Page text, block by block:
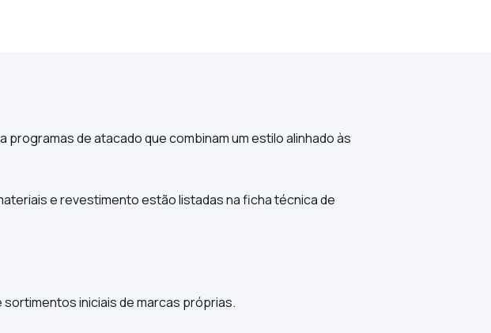
de atacado que combinam um estilo alinhado às
e revestimento estão listadas na ficha técnica de
iniciais de marcas próprias.